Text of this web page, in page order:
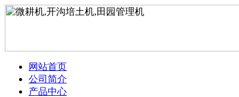
网站首页
公司简介
产品中心